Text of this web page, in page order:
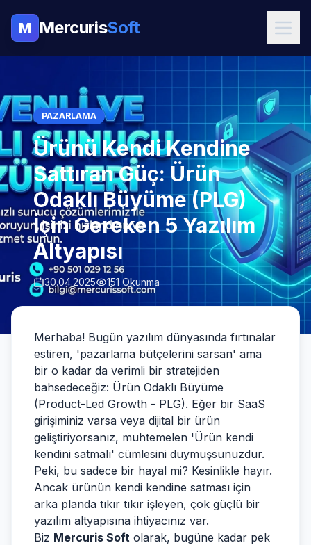
M MercurisSoft
PAZARLAMA
Ürünü Kendi Kendine
Sattıran Güç: Ürün
Odaklı Büyüme (PLG)
İçin Gereken 5 Yazılım
Altyapısı
30.04.2025 151 Okunma
Merhaba! Bugün yazılım dünyasında fırtınalar
estiren, 'pazarlama bütçelerini sarsan' ama
bir o kadar da verimli bir stratejiden
bahsedeceğiz: Ürün Odaklı Büyüme
(Product-Led Growth - PLG). Eğer bir SaaS
girişiminiz varsa veya dijital bir ürün
geliştiriyorsanız, muhtemelen 'Ürün kendi
kendini satmalı' cümlesini duymuşsunuzdur.
Peki, bu sadece bir hayal mi? Kesinlikle hayır.
Ancak ürünün kendi kendine satması için
arka planda tıkır tıkır işleyen, çok güçlü bir
yazılım altyapısına ihtiyacınız var.
Biz Mercuris Soft olarak, bugüne kadar pek